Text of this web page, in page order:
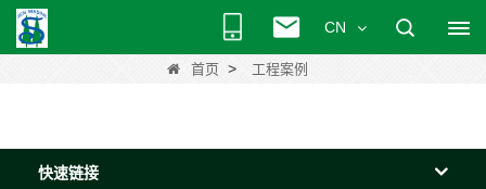
CN
首页 > 工程案例
快速链接